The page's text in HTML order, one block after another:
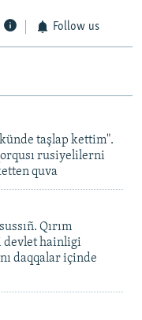
Follow us
taşlap kettim".
rusiyelilerni
quva
Qırım
devlet hainligi
daqqalar içinde